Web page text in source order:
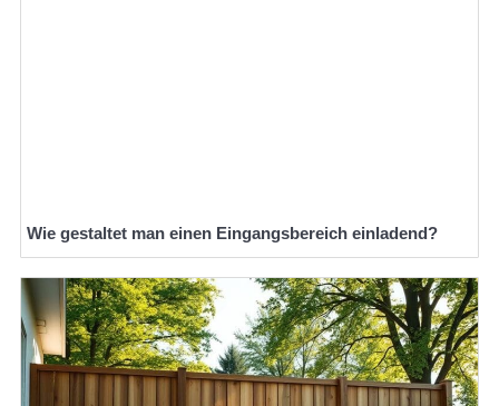
Wie gestaltet man einen Eingangsbereich einladend?